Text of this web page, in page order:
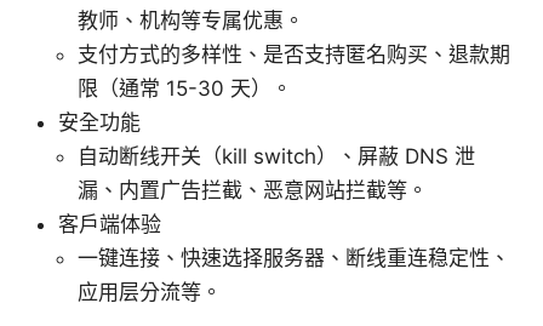
教师、机构等专属优惠。
支付方式的多样性、是否支持匿名购买、退款期
限（通常 15-30 天）。
安全功能
自动断线开关（kill switch）、屏蔽 DNS 泄
漏、内置广告拦截、恶意网站拦截等。
客户端体验
一键连接、快速选择服务器、断线重连稳定性、
应用层分流等。